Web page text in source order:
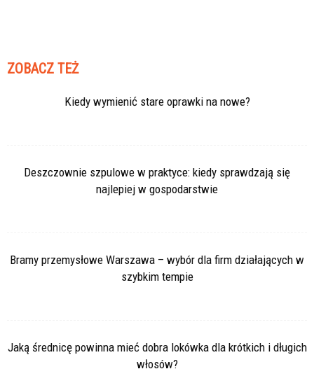
ZOBACZ TEŻ
Kiedy wymienić stare oprawki na nowe?
Deszczownie szpulowe w praktyce: kiedy sprawdzają się
najlepiej w gospodarstwie
Bramy przemysłowe Warszawa – wybór dla firm działających w
szybkim tempie
Jaką średnicę powinna mieć dobra lokówka dla krótkich i długich
włosów?